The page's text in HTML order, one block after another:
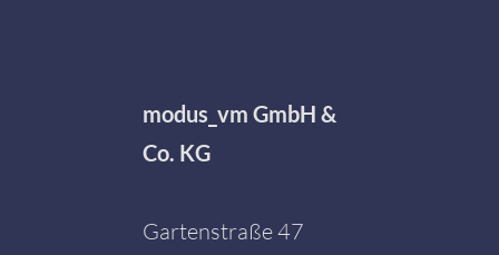
modus_vm GmbH &
Co. KG
Gartenstraße 47